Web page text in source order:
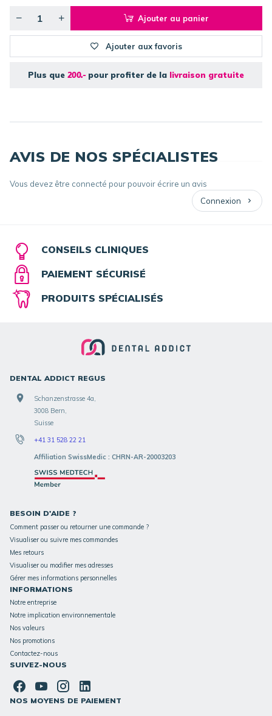
Ajouter au panier
Ajouter aux favoris
Plus que 200.- pour profiter de la livraison gratuite
AVIS DE NOS SPÉCIALISTES
Vous devez être connecté pour pouvoir écrire un avis
Connexion
CONSEILS CLINIQUES
PAIEMENT SÉCURISÉ
PRODUITS SPÉCIALISÉS
DENTAL ADDICT REGUS
Schanzenstrasse 4a,
3008 Bern,
Suisse
+41 31 528 22 21
Affiliation SwissMedic : CHRN-AR-20003203
BESOIN D'AIDE ?
Comment passer ou retourner une commande ?
Visualiser ou suivre mes commandes
Mes retours
Visualiser ou modifier mes adresses
Gérer mes informations personnelles
INFORMATIONS
Notre entreprise
Notre implication environnementale
Nos valeurs
Nos promotions
Contactez-nous
SUIVEZ-NOUS
NOS MOYENS DE PAIEMENT